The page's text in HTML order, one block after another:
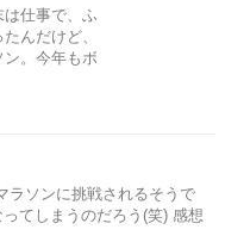
仕事で、ふ
んだけど、
。今年もボ
ラソンに挑戦されるそうで
てしまうのだろう(笑) 感想